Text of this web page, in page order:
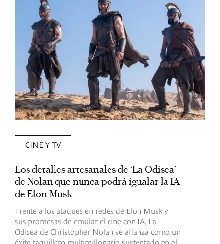
CINE Y TV
Los detalles artesanales de ‘La Odisea’
de Nolan que nunca podrá igualar la IA
de Elon Musk
Frente a los ataques en redes de Elon Musk y
sus promesas de emular el cine con IA, La
Odisea de Christopher Nolan se afianza como un
éxito taquillero multimillonario sustentado en el